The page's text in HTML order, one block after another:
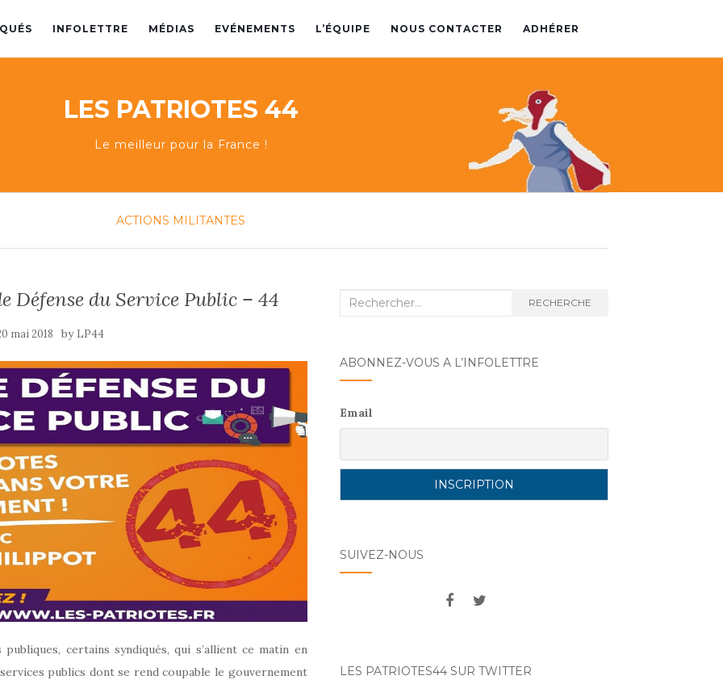
INFOLETTRE MÉDIAS EVÉNEMENTS L’ÉQUIPE NOUS CONTACTER ADHÉRER
LES PATRIOTES 44
Le meilleur pour la France !
ACTIONS MILITANTES
du Service Public – 44
mai 2018 by LP44
certains syndiqués, qui s’allient ce matin en
publics dont se rend coupable le gouvernement
Recherche
RECHERCHE
ABONNEZ-VOUS A L’INFOLETTRE
Email
SUIVEZ-NOUS
LES PATRIOTES44 SUR TWITTER